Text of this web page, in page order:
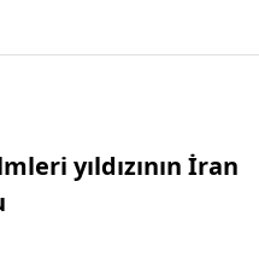
yıldızının İran